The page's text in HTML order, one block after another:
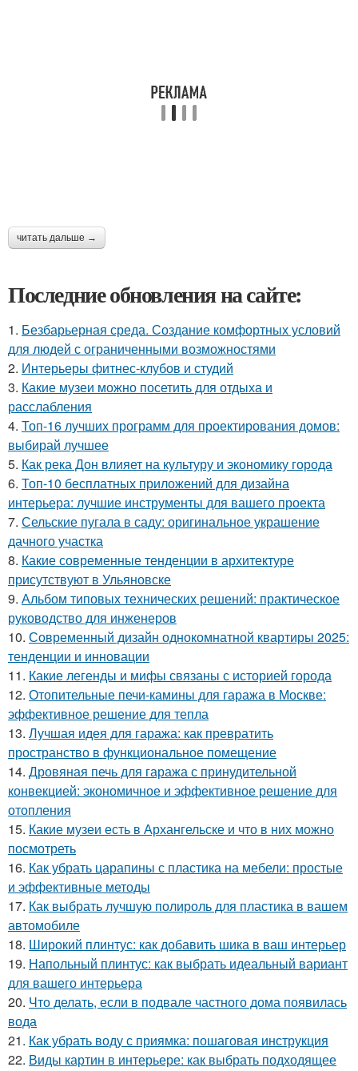
читать дальше →
Последние обновления на сайте:
1. Безбарьерная среда. Создание комфортных условий
для людей с ограниченными возможностями
2. Интерьеры фитнес-клубов и студий
3. Какие музеи можно посетить для отдыха и
расслабления
4. Топ-16 лучших программ для проектирования домов:
выбирай лучшее
5. Как река Дон влияет на культуру и экономику города
6. Топ-10 бесплатных приложений для дизайна
интерьера: лучшие инструменты для вашего проекта
7. Сельские пугала в саду: оригинальное украшение
дачного участка
8. Какие современные тенденции в архитектуре
присутствуют в Ульяновске
9. Альбом типовых технических решений: практическое
руководство для инженеров
10. Современный дизайн однокомнатной квартиры 2025:
тенденции и инновации
11. Какие легенды и мифы связаны с историей города
12. Отопительные печи-камины для гаража в Москве:
эффективное решение для тепла
13. Лучшая идея для гаража: как превратить
пространство в функциональное помещение
14. Дровяная печь для гаража с принудительной
конвекцией: экономичное и эффективное решение для
отопления
15. Какие музеи есть в Архангельске и что в них можно
посмотреть
16. Как убрать царапины с пластика на мебели: простые
и эффективные методы
17. Как выбрать лучшую полироль для пластика в вашем
автомобиле
18. Широкий плинтус: как добавить шика в ваш интерьер
19. Напольный плинтус: как выбрать идеальный вариант
для вашего интерьера
20. Что делать, если в подвале частного дома появилась
вода
21. Как убрать воду с приямка: пошаговая инструкция
22. Виды картин в интерьере: как выбрать подходящее